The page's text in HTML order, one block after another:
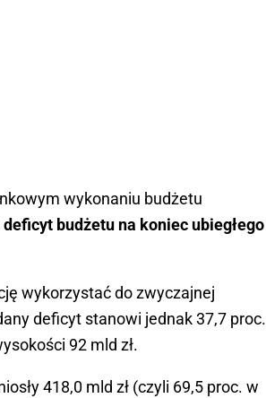
wykonaniu budżetu
deficyt budżetu na koniec ubiegłego
wykorzystać do zwyczajnej
deficyt stanowi jednak 37,7 proc.
92 mld zł.
418,0 mld zł (czyli 69,5 proc. w